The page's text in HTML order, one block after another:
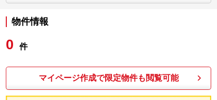
物件情報
0 件
マイページ作成で限定物件も閲覧可能